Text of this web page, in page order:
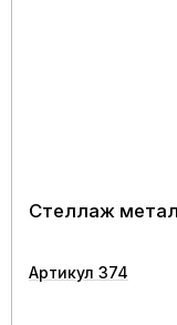
Стеллаж
Артикул 374